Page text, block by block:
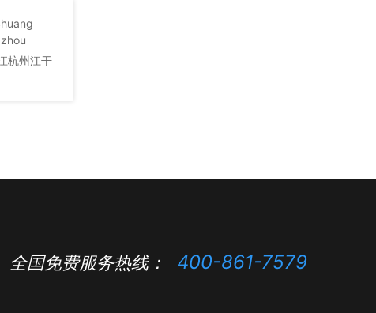
杭州江干
全国免费服务热线： 400-861-7579